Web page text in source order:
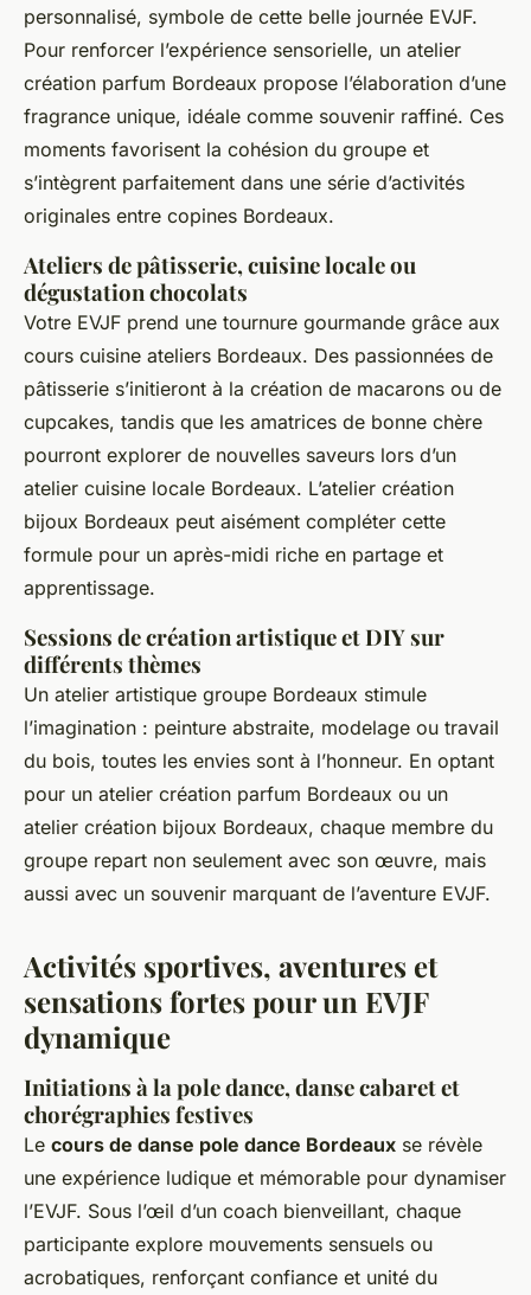
personnalisé, symbole de cette belle journée EVJF.
Pour renforcer l’expérience sensorielle, un atelier
création parfum Bordeaux propose l’élaboration d’une
fragrance unique, idéale comme souvenir raffiné. Ces
moments favorisent la cohésion du groupe et
s’intègrent parfaitement dans une série d’activités
originales entre copines Bordeaux.
Ateliers de pâtisserie, cuisine locale ou
dégustation chocolats
Votre EVJF prend une tournure gourmande grâce aux
cours cuisine ateliers Bordeaux. Des passionnées de
pâtisserie s’initieront à la création de macarons ou de
cupcakes, tandis que les amatrices de bonne chère
pourront explorer de nouvelles saveurs lors d’un
atelier cuisine locale Bordeaux. L’atelier création
bijoux Bordeaux peut aisément compléter cette
formule pour un après-midi riche en partage et
apprentissage.
Sessions de création artistique et DIY sur
différents thèmes
Un atelier artistique groupe Bordeaux stimule
l’imagination : peinture abstraite, modelage ou travail
du bois, toutes les envies sont à l’honneur. En optant
pour un atelier création parfum Bordeaux ou un
atelier création bijoux Bordeaux, chaque membre du
groupe repart non seulement avec son œuvre, mais
aussi avec un souvenir marquant de l’aventure EVJF.
Activités sportives, aventures et
sensations fortes pour un EVJF
dynamique
Initiations à la pole dance, danse cabaret et
chorégraphies festives
Le cours de danse pole dance Bordeaux se révèle
une expérience ludique et mémorable pour dynamiser
l’EVJF. Sous l’œil d’un coach bienveillant, chaque
participante explore mouvements sensuels ou
acrobatiques, renforçant confiance et unité du